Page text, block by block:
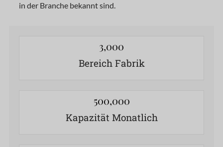
in der Branche bekannt sind.
Bereich Fabrik
3,000
Kapazität Monatlich
500,000